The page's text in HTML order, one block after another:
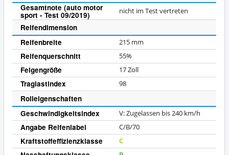
Gesamtnote (auto motor
sport - Test 09/2019) nicht im Test vertreten
Reifendimension
Reifenbreite
215 mm
Reifenquerschnitt 55%
Felgengröße 17 Zoll
Traglastindex 98
Rolleigenschaften
Geschwindigkeitsindex
V: Zugelassen bis 240 km/h
Angabe Reifenlabel C/B/70
Kraftstoffeffizienzklasse C